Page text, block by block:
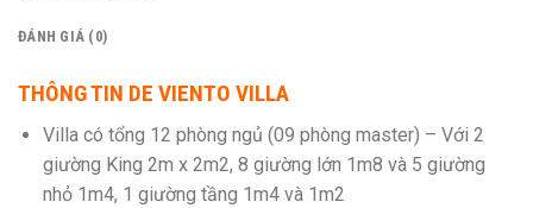
ĐÁNH GIÁ (0)
THÔNG TIN DE VIENTO VILLA
Villa có tổng 12 phòng ngủ (09 phòng master) – Với 2
giường King 2m x 2m2, 8 giường lớn 1m8 và 5 giường
nhỏ 1m4, 1 giường tầng 1m4 và 1m2